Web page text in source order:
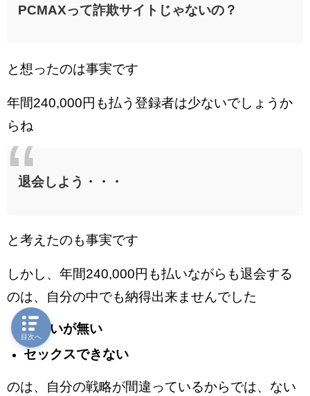
PCMAXって詐欺サイトじゃないの？
と想ったのは事実です
年間240,000円も払う登録者は少ないでしょうか
らね
退会しよう・・・
と考えたのも事実です
しかし、年間240,000円も払いながらも退会する
のは、自分の中でも納得出来ませんでした
出会いが無い
セックスできない
のは、自分の戦略が間違っているからでは、ない
目次へ